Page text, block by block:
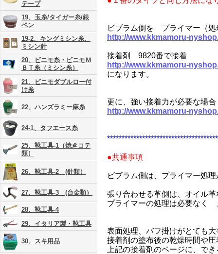
テープ
19、玉糸/タイガー糸/銀
ペン
19-2、キングミシン糸、
ミシン針
20、ビニモ糸・ビニモＭ
ＢＴ糸（ミシン糸）
21、ビニモダブルロー付
け糸
22、ハンズラミー麻糸
24-1、タフエース糸
25、靴工具-1（焼きコテ
類）
26、靴工具-2 (針類）
27、靴工具-3 (台金類）
28、靴工具-4
29、イタリア製・靴工具
30、スキ用品
ビブラム側を プライマー（
http://www.kkmamoru-
接着剤 9820番で接着
http://www.kkmamoru-
になります。
更に、強い接着力が必要な場
http://www.kkmamoru-
●共通事項
ビブラム側は、プライマー処
張り合わせる革側は、オイル
プライマーの処理は必要なく
表面処理、バフ掛けがとても
接着剤の塗布後の乾燥時間や
上記の接着剤のページに、で